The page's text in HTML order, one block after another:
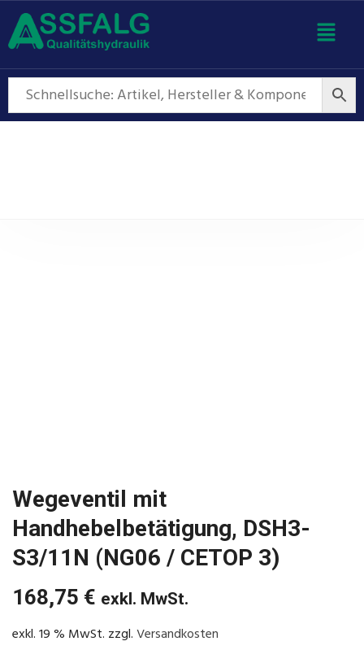
Wegeventil mit
Handhebelbetätigung, DSH3-
S3/11N (NG06 / CETOP 3)
168,75 € exkl. MwSt.
exkl. 19 % MwSt. zzgl.Versandkosten